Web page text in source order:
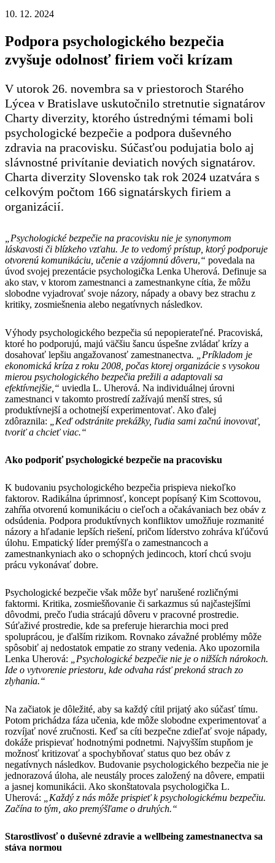
10. 12. 2024
Podpora psychologického bezpečia
zvyšuje odolnosť firiem voči krízam
V utorok 26. novembra sa v priestoroch Starého
Lýcea v Bratislave uskutočnilo stretnutie signatárov
Charty diverzity, ktorého ústrednými témami boli
psychologické bezpečie a podpora duševného
zdravia na pracovisku. Súčasťou podujatia bolo aj
slávnostné privítanie deviatich nových signatárov.
Charta diverzity Slovensko tak rok 2024 uzatvára s
celkovým počtom 166 signatárskych firiem a
organizácií.
„Psychologické bezpečie na pracovisku nie je synonymom
láskavosti či blízkeho vzťahu. Je to vedomý prístup, ktorý podporuje
otvorenú komunikáciu, učenie a vzájomnú dôveru,“ povedala na
úvod svojej prezentácie psychologička Lenka Uherová. Definuje sa
ako stav, v ktorom zamestnanci a zamestnankyne cítia, že môžu
slobodne vyjadrovať svoje názory, nápady a obavy bez strachu z
kritiky, zosmiešnenia alebo negatívnych následkov.
Výhody psychologického bezpečia sú nepopierateľné. Pracoviská,
ktoré ho podporujú, majú väčšiu šancu úspešne zvládať krízy a
dosahovať lepšiu angažovanosť zamestnanectva. „Príkladom je
ekonomická kríza z roku 2008, počas ktorej organizácie s vysokou
mierou psychologického bezpečia prežili a adaptovali sa
efektívnejšie,“ uviedla L. Uherová. Na individuálnej úrovni
zamestnanci v takomto prostredí zažívajú menší stres, sú
produktívnejší a ochotnejší experimentovať. Ako ďalej
zdôraznila:
„Keď odstránite prekážky, ľudia sami začnú inovovať,
tvoriť a chcieť viac.“
Ako podporiť psychologické bezpečie na pracovisku
K budovaniu psychologického bezpečia prispieva niekoľko
faktorov. Radikálna úprimnosť, koncept popísaný Kim Scottovou,
zahŕňa otvorenú komunikáciu o cieľoch a očakávaniach bez obáv z
odsúdenia. Podpora produktívnych konfliktov umožňuje rozmanité
názory a hľadanie lepších riešení, pričom líderstvo zohráva kľúčovú
úlohu. Empatický líder premýšľa o zamestnancoch a
zamestnankyniach ako o schopných jedincoch, ktorí chcú svoju
prácu vykonávať dobre.
Psychologické bezpečie však môže byť narušené rozličnými
faktormi. Kritika, zosmiešňovanie či sarkazmus sú najčastejšími
dôvodmi, prečo ľudia strácajú dôveru v pracovné prostredie.
Súťaživé prostredie, kde sa preferuje hierarchia moci pred
spoluprácou, je ďalším rizikom. Rovnako závažné problémy môže
spôsobiť aj nedostatok empatie zo strany vedenia. Ako upozornila
Lenka Uherová:
„Psychologické bezpečie nie je o nižších nárokoch.
Ide o vytvorenie priestoru, kde odvaha rásť prekoná strach zo
zlyhania.“
Na začiatok je dôležité, aby sa každý cítil prijatý ako súčasť tímu.
Potom prichádza fáza učenia, kde môže slobodne experimentovať a
rozvíjať nové zručnosti. Keď sa cíti bezpečne zdieľať svoje nápady,
dokáže prispievať hodnotnými podnetmi. Najvyšším stupňom je
možnosť kritizovať a spochybňovať status quo bez obáv z
negatívnych následkov. Budovanie psychologického bezpečia nie je
jednorazová úloha, ale neustály proces založený na dôvere, empatii
a jasnej komunikácii. Ako skonštatovala psychologička L.
Uherová:
„Každý z nás môže prispieť k psychologickému bezpečiu.
Začína to tým, ako premýšľame o druhých.“
Starostlivosť o duševné zdravie a wellbeing zamestnanectva sa
stáva normou